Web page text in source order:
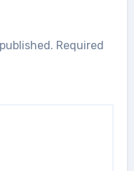
Required